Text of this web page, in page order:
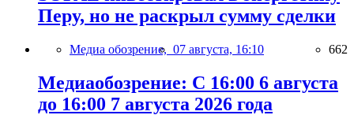
Перу, но не раскрыл сумму сделки
Медиа обозрение, 07 августа, 16:10 662
Медиаобозрение: С 16:00 6 августа
до 16:00 7 августа 2026 года